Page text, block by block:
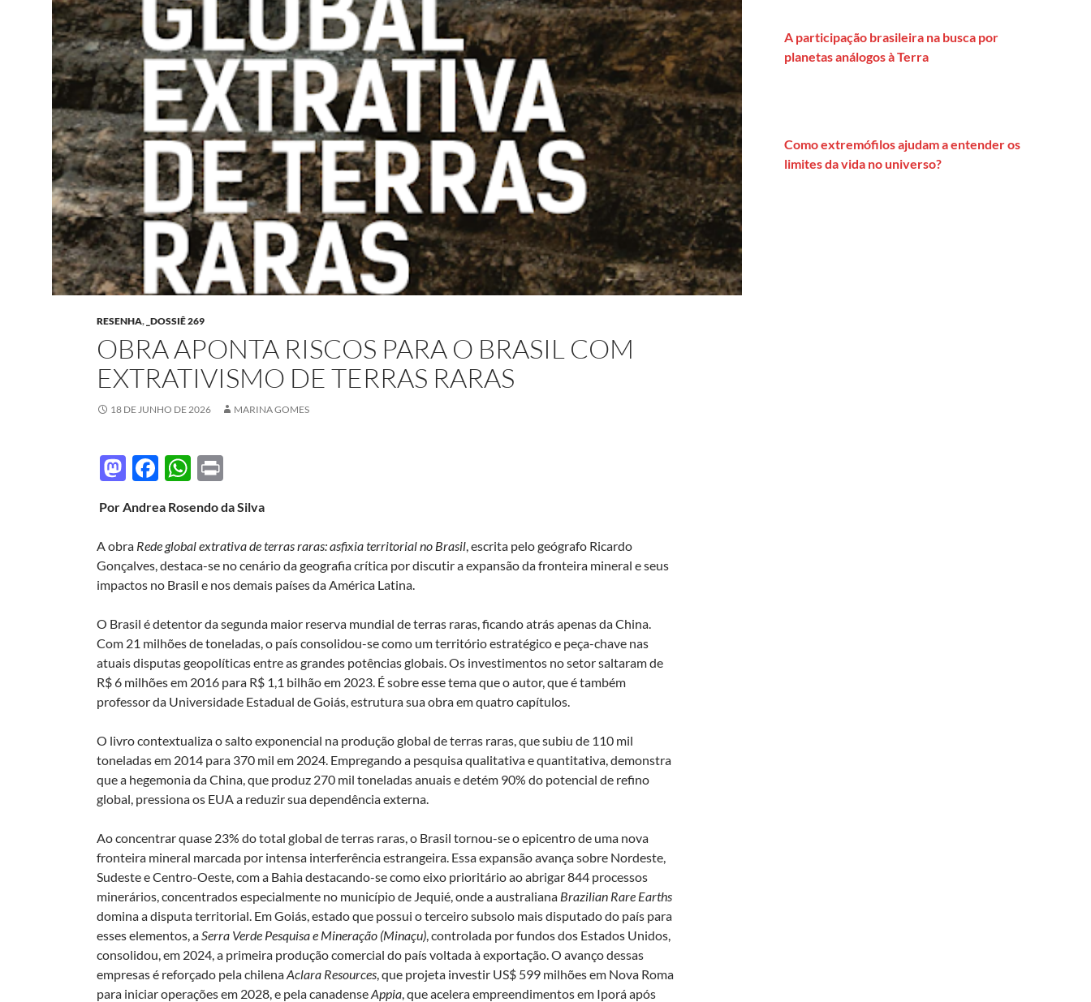
RESENHA, _DOSSIÊ 269
OBRA APONTA RISCOS PARA O BRASIL COM
EXTRATIVISMO DE TERRAS RARAS
18 DE JUNHO DE 2026 MARINA GOMES
M
to
d
o
n
F
e
b
o
o
k
W
at
s
A
p
p
nt
Por Andrea Rosendo da Silva
A obra Rede global extrativa de terras raras: asfixia territorial no Brasil , escrita pelo geógrafo Ricardo
Gonçalves, destaca-se no cenário da geografia crítica por discutir a expansão da fronteira mineral e seus
impactos no Brasil e nos demais países da América Latina.
O Brasil é detentor da segunda maior reserva mundial de terras raras, ficando atrás apenas da China.
Com 21 milhões de toneladas, o país consolidou-se como um território estratégico e peça-chave nas
atuais disputas geopolíticas entre as grandes potências globais. Os investimentos no setor saltaram de
R$ 6 milhões em 2016 para R$ 1,1 bilhão em 2023. É sobre esse tema que o autor, que é também
professor da Universidade Estadual de Goiás, estrutura sua obra em quatro capítulos.
O livro contextualiza o salto exponencial na produção global de terras raras, que subiu de 110 mil
toneladas em 2014 para 370 mil em 2024. Empregando a pesquisa qualitativa e quantitativa, demonstra
que a hegemonia da China, que produz 270 mil toneladas anuais e detém 90% do potencial de refino
global, pressiona os EUA a reduzir sua dependência externa.
Ao concentrar quase 23% do total global de terras raras, o Brasil tornou-se o epicentro de uma nova
fronteira mineral marcada por intensa interferência estrangeira. Essa expansão avança sobre Nordeste,
Sudeste e Centro-Oeste, com a Bahia destacando-se como eixo prioritário ao abrigar 844 processos
minerários, concentrados especialmente no município de Jequié, onde a australiana Brazilian Rare Earths
domina a disputa territorial. Em Goiás, estado que possui o terceiro subsolo mais disputado do país para
esses elementos, a Serra Verde Pesquisa e Mineração (Minaçu) , controlada por fundos dos Estados Unidos,
consolidou, em 2024, a primeira produção comercial do país voltada à exportação. O avanço dessas
empresas é reforçado pela chilenaAclara Resources , que projeta investir US$ 599 milhões em Nova Roma
para iniciar operações em 2028, e pela canadenseAppia , que acelera empreendimentos em Iporá após
A participação brasileira na busca por
planetas análogos à Terra
Como extremófilos ajudam a entender os
limites da vida no universo?